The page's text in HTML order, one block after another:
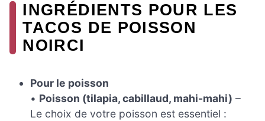
INGRÉDIENTS POUR LES
TACOS DE POISSON
NOIRCI
Pour le poisson
• Poisson (tilapia, cabillaud, mahi-mahi) –
Le choix de votre poisson est essentiel :